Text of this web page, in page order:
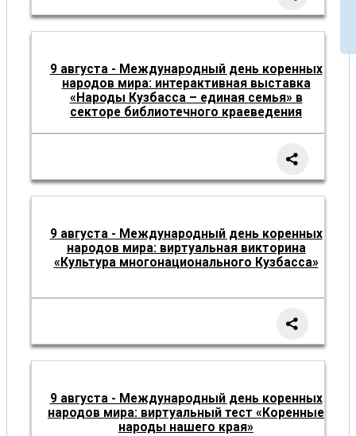
9 августа - Международный день коренных
народов мира: интерактивная выставка
«Народы Кузбасса – единая семья» в
секторе библиотечного краеведения
9 августа - Международный день коренных
народов мира: виртуальная викторина
«Культура многонационального Кузбасса»
9 августа - Международный день коренных
народов мира: виртуальный тест «Коренные
народы нашего края»